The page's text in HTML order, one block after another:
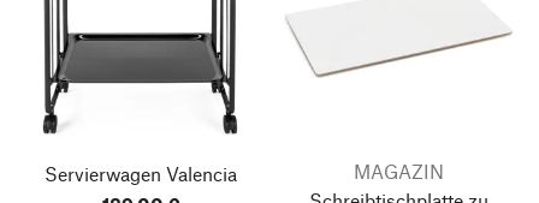
Servierwagen Valencia
MAGAZIN